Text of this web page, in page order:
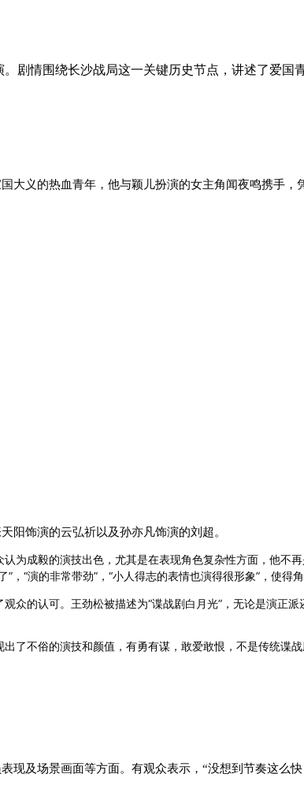
剧情围绕长沙战局这一关键历史节点，讲述了爱国
大义的热血青年，他与颖儿扮演的女主角闻夜鸣携手
阳饰演的云弘祈以及孙亦凡饰演的刘超。
认为成毅的演技出色，尤其是在表现角色复杂性方面，他不
，“演的非常带劲”，“小人得志的表情也演得很形象”，使得
众的认可。王劲松被描述为“谍战剧白月光”，无论是演正
出了不俗的演技和颜值，有勇有谋，敢爱敢恨，不是传统谍战
现及场景画面等方面。有观众表示，“没想到节奏这么